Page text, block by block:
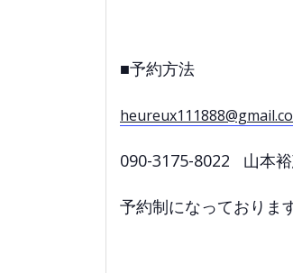
■予約方法
090-3175-8022 山本
予約制になっておりま